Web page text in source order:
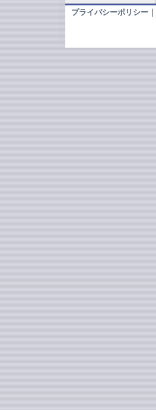
プライバシーポリシー ｜